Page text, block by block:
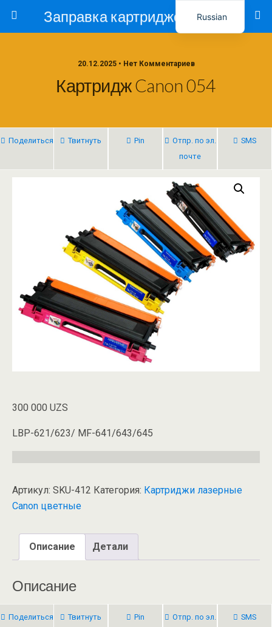
Заправка картриджей в Ташкенте – Тонер-Ресурс
20.12.2025 • Нет Комментариев
Картридж Canon 054
Поделиться Твитнуть Pin
Отпр. по эл.
почте
SMS
300 000 UZS
LBP-621/623/ MF-641/643/645
Артикул: SKU-412 Категория: Картриджи лазерные
Canon цветные
Описание Детали
Описание
Поделиться Твитнуть Pin
Отпр. по эл.
SMS
Russian
Uzbek